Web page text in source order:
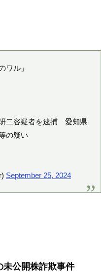
ワル」
二容疑者を逮捕 愛知県
の疑い
September 25, 2024
未公開株詐欺事件